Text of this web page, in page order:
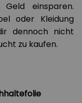
einsparen.
oder Kleidung
dennoch nicht
zu kaufen.